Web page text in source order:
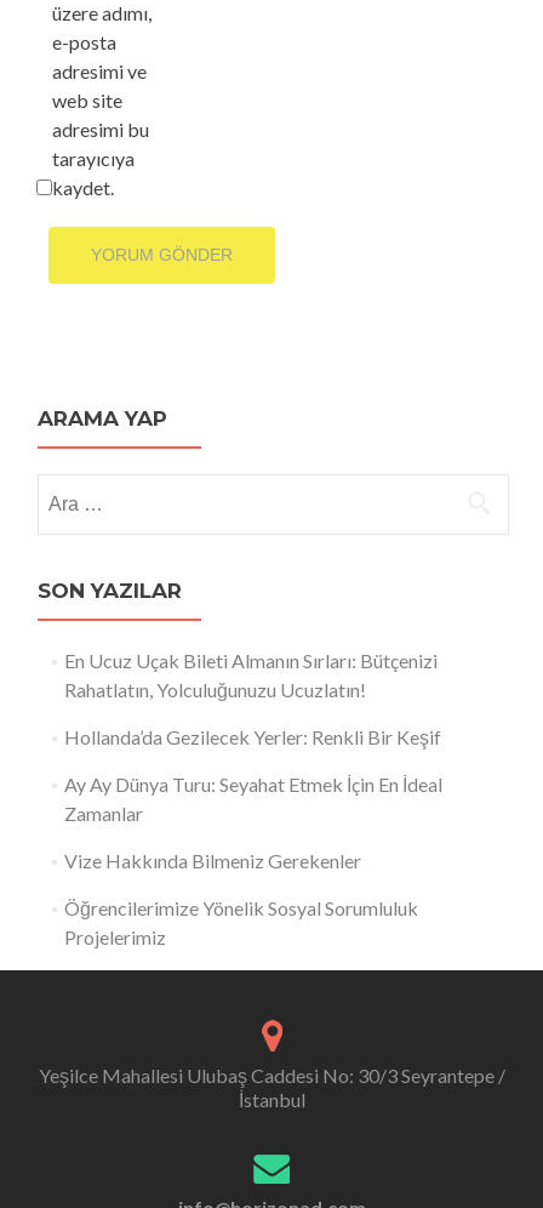
üzere adımı,
e-posta
adresimi ve
web site
adresimi bu
tarayıcıya
kaydet.
ARAMA YAP
SON YAZILAR
En Ucuz Uçak Bileti Almanın Sırları: Bütçenizi
Rahatlatın, Yolculuğunuzu Ucuzlatın!
Hollanda’da Gezilecek Yerler: Renkli Bir Keşif
Ay Ay Dünya Turu: Seyahat Etmek İçin En İdeal
Zamanlar
Vize Hakkında Bilmeniz Gerekenler
Öğrencilerimize Yönelik Sosyal Sorumluluk
Projelerimiz
Yeşilce Mahallesi Ulubaş Caddesi No: 30/3 Seyrantepe /
İstanbul